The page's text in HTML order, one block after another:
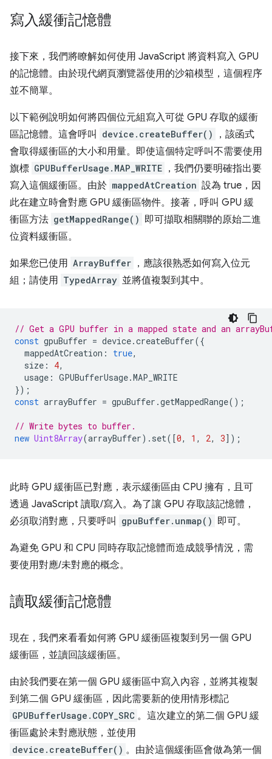
寫入緩衝記憶體
接下來，我們將瞭解如何使用 JavaScript 將資料寫入 GPU
的記憶體。由於現代網頁瀏覽器使用的沙箱模型，這個程序
並不簡單。
以下範例說明如何將四個位元組寫入可從 GPU 存取的緩衝
區記憶體。這會呼叫
device.createBuffer()
，該函式
會取得緩衝區的大小和用量。即使這個特定呼叫不需要使用
旗標 GPUBufferUsage.MAP_WRITE ，我們仍要明確指出要
寫入這個緩衝區。由於 mappedAtCreation 設為 true，因
此在建立時會對應 GPU 緩衝區物件。接著，呼叫 GPU 緩
衝區方法 getMappedRange() 即可擷取相關聯的原始二進
位資料緩衝區。
如果您已使用 ArrayBuffer ，應該很熟悉如何寫入位元
組；請使用 TypedArray 並將值複製到其中。
// Get a GPU buffer in a mapped state and an
const gpuBuffer = device.createBuffer({
mappedAtCreation : true,
size : 4,
usage : GPUBufferUsage.MAP_WRITE
});
const arrayBuffer = gpuBuffer .getMappedRange();
// Write bytes to buffer.
new Uint8Array(arrayBuffer). set([0, 1 , 2, 3]);
此時 GPU 緩衝區已對應，表示緩衝區由 CPU 擁有，且可
透過 JavaScript 讀取/寫入。為了讓 GPU 存取該記憶體，
必須取消對應，只要呼叫
gpuBuffer.unmap() 即可。
為避免 GPU 和 CPU 同時存取記憶體而造成競爭情況，需
要使用對應/未對應的概念。
讀取緩衝記憶體
現在，我們來看看如何將 GPU 緩衝區複製到另一個 GPU
緩衝區，並讀回該緩衝區。
由於我們要在第一個 GPU 緩衝區中寫入內容，並將其複製
到第二個 GPU 緩衝區，因此需要新的使用情形標記
GPUBufferUsage.COPY_SRC 。這次建立的第二個 GPU 緩
衝區處於未對應狀態，並使用
device.createBuffer() 。由於這個緩衝區會做為第一個